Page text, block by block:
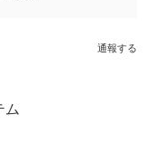
通報する
ム